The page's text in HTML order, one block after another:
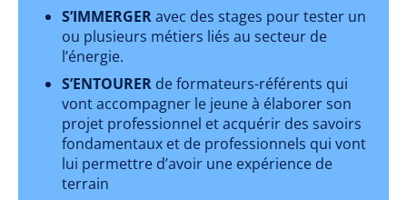
S’IMMERGERavec des stages pour tester un
ou plusieurs métiers liés au secteur de
l’énergie.
S’ENTOURER de formateurs-référents qui
vont accompagner le jeune à élaborer son
projet professionnel et acquérir des savoirs
fondamentaux et de professionnels qui vont
lui permettre d’avoir une expérience de
terrain